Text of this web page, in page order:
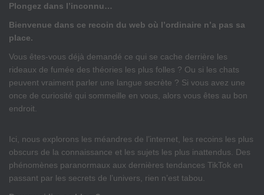
Plongez dans l’inconnu…
Bienvenue dans ce recoin du web où l’ordinaire n’a pas sa
place.
Vous êtes-vous déjà demandé ce qui se cache derrière les
rideaux de fumée des théories les plus folles ? Ou si les chats
peuvent vraiment parler une langue secrète ? Si vous avez une
once de curiosité qui sommeille en vous, alors vous êtes au bon
endroit.
Ici, nous explorons les méandres de l’internet, les recoins les plus
obscurs de la connaissance et les sujets les plus inattendus. Des
phénomènes paranormaux aux dernières tendances TikTok en
passant par les secrets de l’univers, rien n’est tabou.